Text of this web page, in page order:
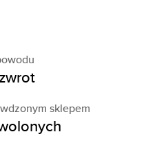
sklepem